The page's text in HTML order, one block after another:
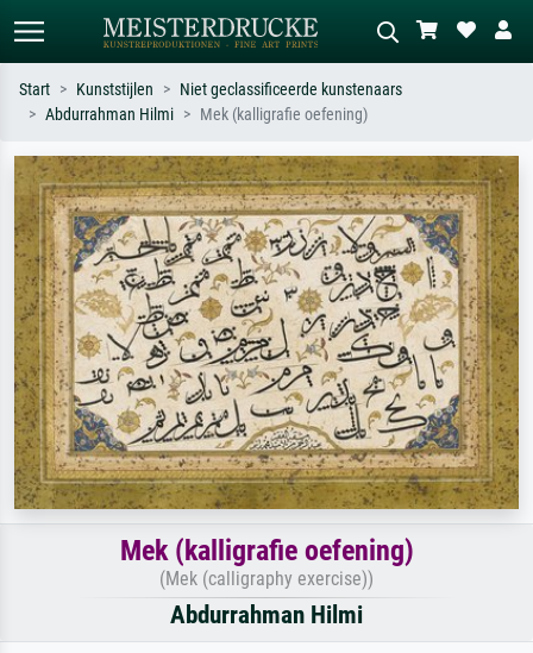
Zoek op kunstenaar, titel of stijl – bijv.
Monet, Sterrennacht, impressionisme,
Hokusai-golf, naakt.
Beschrijf de scène – bijv. groene
weide, abstract met veel rood, donker
olieverfschilderij, staand naakt naast
een boom.
Start Kunststijlen
Niet geclassificeerde kunstenaars
Abdurrahman Hilmi
Mek (kalligrafie oefening)
Mek (kalligrafie oefening)
(Mek (calligraphy exercise))
Abdurrahman Hilmi